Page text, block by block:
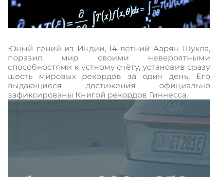
Юный гений из Индии, 14-летний Аарян Шукла,
поразил мир своими невероятными
способностями к устному счёту, установив сразу
шесть мировых рекордов за один день. Его
выдающиеся достижения официально
зафиксированы Книгой рекордов Гиннесса.